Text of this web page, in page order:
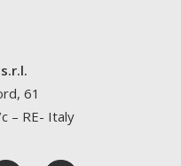
61
– RE- Italy